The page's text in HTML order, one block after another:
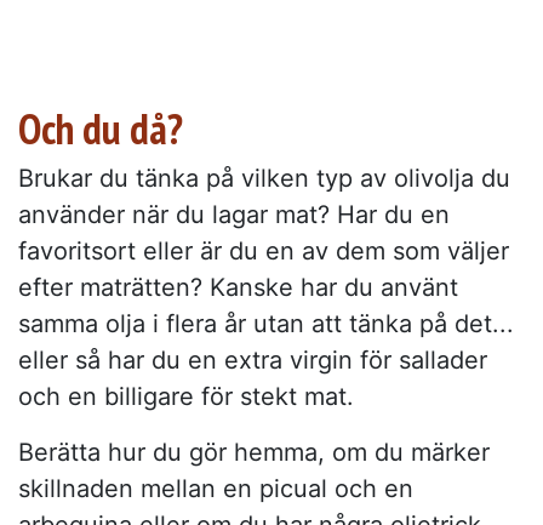
Och du då?
Brukar du tänka på vilken typ av olivolja du
använder när du lagar mat? Har du en
favoritsort eller är du en av dem som väljer
efter maträtten? Kanske har du använt
samma olja i flera år utan att tänka på det...
eller så har du en extra virgin för sallader
och en billigare för stekt mat.
Berätta hur du gör hemma, om du märker
skillnaden mellan en picual och en